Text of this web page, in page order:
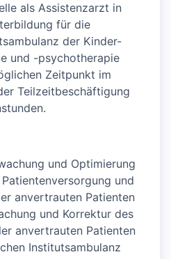
als Assistenzarzt in
für die
der Kinder-
und -psychotherapie
Zeitpunkt im
Teilzeitbeschäftigung
und Optimierung
und
anvertrauten Patienten
und Korrektur des
anvertrauten Patienten
Institutsambulanz